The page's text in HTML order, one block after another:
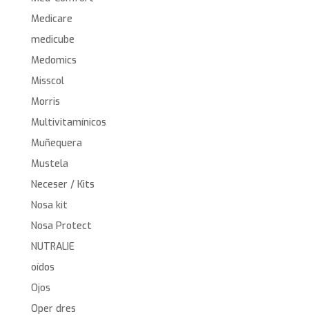
Medicare
medicube
Medomics
Misscol
Morris
Multivitamínicos
Muñequera
Mustela
Neceser / Kits
Nosa kit
Nosa Protect
NUTRALIE
oídos
Ojos
Oper dres